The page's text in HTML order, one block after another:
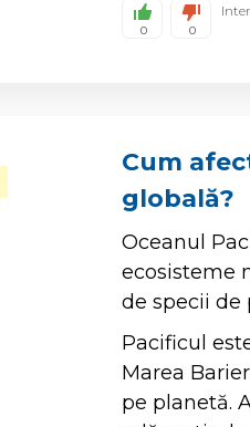
0 0
Cum
globală?
Oceanul
ecosisteme
de specii de
Pacificul
Marea
pe planetă.